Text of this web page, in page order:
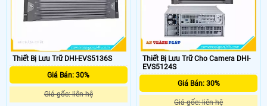
Thiết Bị Lưu Trữ DHI-EVS5136S
Giá Bán: 30%
Giá gốc: liên hệ
Thiết Bị Lưu Trữ Cho Camera DHI-
EVS5124S
Giá Bán: 30%
Giá gốc: liên hệ